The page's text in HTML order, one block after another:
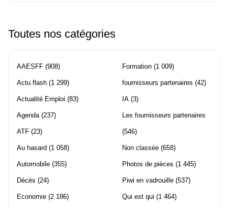
Toutes nos catégories
AAESFF (908)
Actu flash (1 299)
Actualité Emploi (83)
Agenda (237)
ATF (23)
Au hasard (1 058)
Automobile (355)
Décès (24)
Economie (2 186)
Formation (1 009)
fournisseurs partenaires (42)
IA (3)
Les fournisseurs partenaires
(546)
Non classée (658)
Photos de pièces (1 445)
Piwi en vadrouille (537)
Qui est qui (1 464)